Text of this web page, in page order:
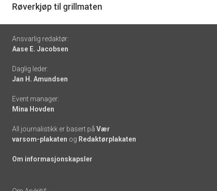
6
Røverkjøp til grillmaten
Footer
-
links
Ansvarlig redaktør:
Aase E. Jacobsen
Daglig leder:
Jan H. Amundsen
Event manager:
Mina Hovden
All journalistikk er basert på Vær
varsom-plakaten og Redaktørplakaten
Om informasjonskapsler